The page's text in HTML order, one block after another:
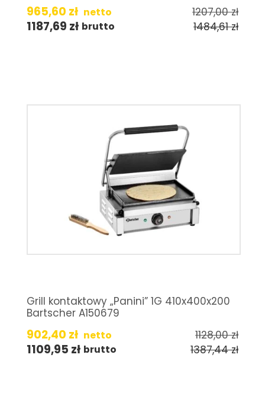
965,60 zł netto 1207,00zł
1187,69 zł brutto 1484,61zł
Grill kontaktowy „Panini” 1G 410x400x200
Bartscher A150679
902,40 zł netto 1128,00zł
1109,95 zł brutto 1387,44zł